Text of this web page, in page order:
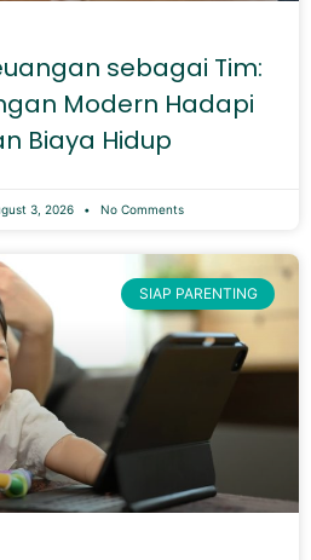
sebagai Tim:
Modern Hadapi
Biaya Hidup
3, 2026 No Comments
SIAP PARENTING